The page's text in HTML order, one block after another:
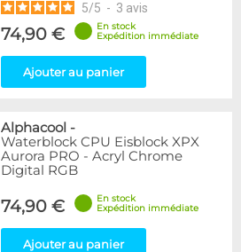
5/5 - 3 avis
74,90 €
En stock
Expédition immédiate
Ajouter au panier
Alphacool -
Waterblock CPU Eisblock XPX
Aurora PRO - Acryl Chrome
Digital RGB
74,90 €
En stock
Expédition immédiate
Ajouter au panier